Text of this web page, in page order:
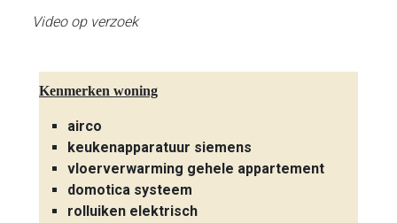
Video op verzoek
Kenmerken woning
airco
keukenapparatuur siemens
vloerverwarming gehele appartement
domotica systeem
rolluiken elektrisch